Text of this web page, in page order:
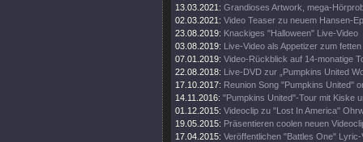
13.03.2021: Grandioses Artwork, mega-
02.03.2021: Video Teaser zu neuem Hansen-
23.08.2019: Knackiges "Halloween" Live-Video
03.08.2019: Live-Video als Appetizer zum
07.01.2019: Video-Rückblick auf 14-monatige
22.08.2018: Live-DVD zur „Pumpkins United
17.10.2017: Reunion Song "Pumpkins United"
14.11.2016: "Pumpkins United"-Tour mit Kiske
01.12.2015: Videoclip zu "Lost In America"
19.05.2015: Präsentieren coolen neuen
17.04.2015: Veröffentlichen "Battles One" Lyric-